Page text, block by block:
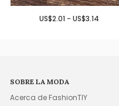
US$2.01 - US$3.14
SOBRE LA MODA
Acerca de FashionTIY